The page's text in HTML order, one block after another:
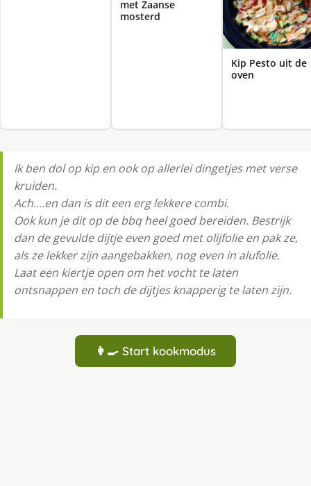
met Zaanse
mosterd
Kip Pesto uit de
oven
Ik ben dol op kip en ook op allerlei dingetjes met verse
kruiden.
Ach....en dan is dit een erg lekkere combi.
Ook kun je dit op de bbq heel goed bereiden. Bestrijk
dan de gevulde dijtje even goed met olijfolie en pak ze,
als ze lekker zijn aangebakken, nog even in alufolie.
Laat een kiertje open om het vocht te laten
ontsnappen en toch de dijtjes knapperig te laten zijn.
👩‍🍳 Start kookmodus